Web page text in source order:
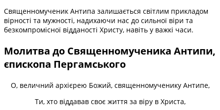
Священномученик Антипа залишається світлим прикладом
вірності та мужності, надихаючи нас до сильної віри та
безкомпромісної відданості Христу, навіть у важкі часи.
Молитва до Священномученика Антипи,
єпископа Пергамського
О, величний архієрею Божий, священномученику Антипе,
Ти, хто віддавав своє життя за віру в Христа,